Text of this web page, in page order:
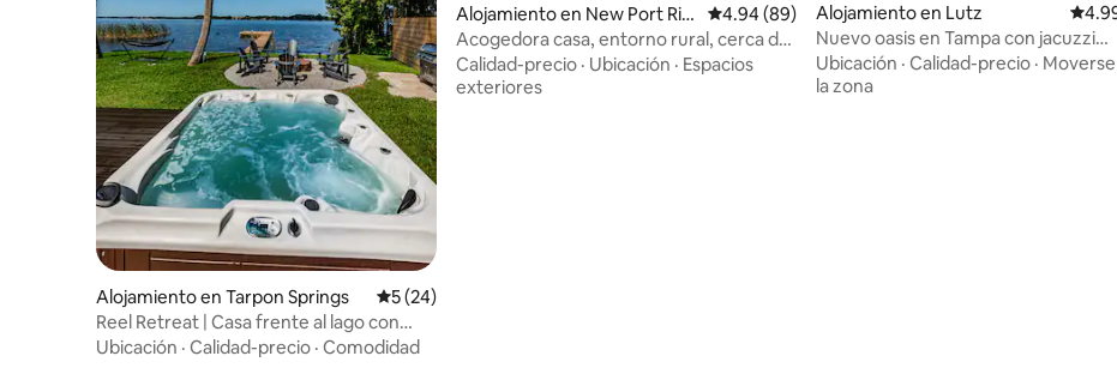
Alojamiento en Tarpon Springs Calificación promedio: 5 de 5, 24 reseñas
5 (24)
Reel Retreat | Casa frente al lago con
jacuzzi
Ubicación · Calidad-precio · Comodidad
Alojamiento en New Port Ric
hey
Calificación promedio: 4.94 de 5, 89 reseñas
4.94 (89)
Acogedora casa, entorno rural, cerca de
las playas del golfo
Calidad-precio · Ubicación · Espacios
exteriores
Alojamiento en Lutz
Nuevo oasis en Tampa con jacuzzi
privado
Ubicación · Calidad-precio ·
la zona